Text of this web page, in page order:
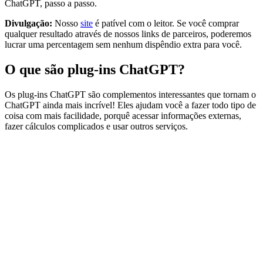
ChatGPT, passo a passo.
Divulgação: Nosso site é patível com o leitor. Se você comprar
qualquer resultado através de nossos links de parceiros, poderemos
lucrar uma percentagem sem nenhum dispêndio extra para você.
O que são plug-ins ChatGPT?
Os plug-ins ChatGPT são complementos interessantes que tornam o
ChatGPT ainda mais incrível! Eles ajudam você a fazer todo tipo de
coisa com mais facilidade, porquê acessar informações externas,
fazer cálculos complicados e usar outros serviços.